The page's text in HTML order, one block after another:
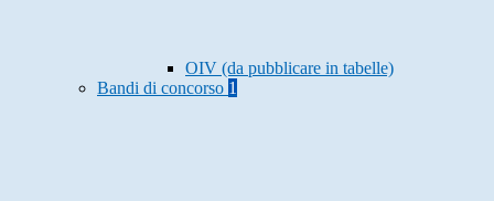
OIV (da pubblicare in tabelle)
Bandi di concorso 1